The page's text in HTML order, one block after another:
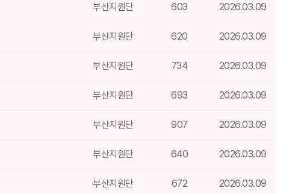
부산지원단 603 2026.03.09
부산지원단 620 2026.03.09
부산지원단 734 2026.03.09
부산지원단 693 2026.03.09
부산지원단 907 2026.03.09
부산지원단 640 2026.03.09
부산지원단 672 2026.03.09